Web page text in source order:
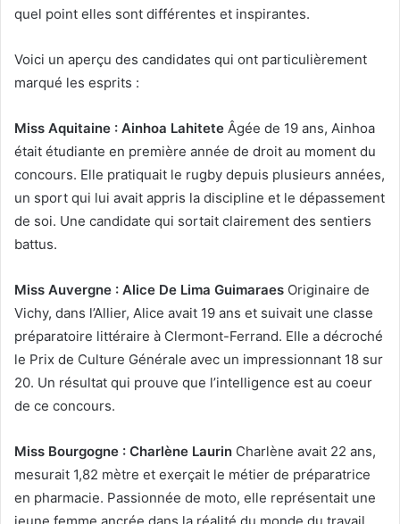
quel point elles sont différentes et inspirantes.
Voici un aperçu des candidates qui ont particulièrement
marqué les esprits :
Miss Aquitaine : Ainhoa Lahitete Âgée de 19 ans, Ainhoa
était étudiante en première année de droit au moment du
concours. Elle pratiquait le rugby depuis plusieurs années,
un sport qui lui avait appris la discipline et le dépassement
de soi. Une candidate qui sortait clairement des sentiers
battus.
Miss Auvergne : Alice De Lima Guimaraes Originaire de
Vichy, dans l’Allier, Alice avait 19 ans et suivait une classe
préparatoire littéraire à Clermont-Ferrand. Elle a décroché
le Prix de Culture Générale avec un impressionnant 18 sur
20. Un résultat qui prouve que l’intelligence est au coeur
de ce concours.
Miss Bourgogne : Charlène Laurin Charlène avait 22 ans,
mesurait 1,82 mètre et exerçait le métier de préparatrice
en pharmacie. Passionnée de moto, elle représentait une